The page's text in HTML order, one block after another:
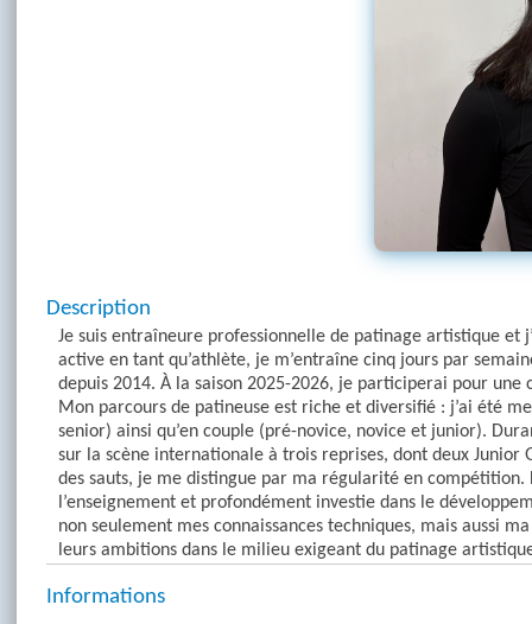
Description
Je suis entraîneure professionnelle de patinage artistique et
active en tant qu’athlète, je m’entraîne cinq jours par
depuis 2014. À la saison 2025-2026, je participerai pour
Mon parcours de patineuse est riche et diversifié : j’ai été
senior) ainsi qu’en couple (pré-novice, novice et junior).
sur la scène internationale à trois reprises, dont deux Junior
des sauts, je me distingue par ma régularité en
l’enseignement et profondément investie dans le
non seulement mes connaissances techniques, mais aussi
leurs ambitions dans le milieu exigeant du patinage
Informations